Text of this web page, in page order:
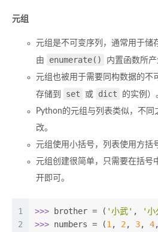
元组
元组是不可变序列，通常用于储
由 enumerate()
内置函数所产
元组也被用于需要同构数据的不
存储到 set 或 dict
的实例）
Python的元组与列表类似，不
改。
元组使用小括号，列表使用方括
元组创建很简单，只需要在括号
开即可。
1
2
>>> brother = ( '小武' , '小
>>> numbers = (1 , 2 , 3, 4